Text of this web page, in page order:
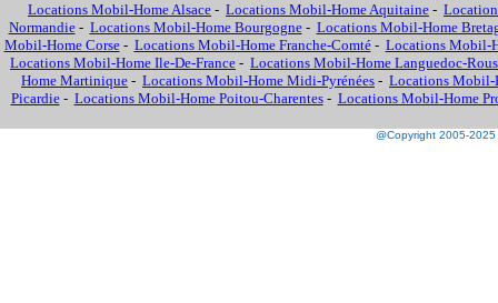
Locations Mobil-Home Alsace - Locations Mobil-Home Aquitaine -
Normandie- Locations Mobil-Home Bourgogne- Locations Mobil-Home
Mobil-Home Corse- Locations Mobil-Home Franche-Comté- Locations Mobil-
Locations Mobil-Home Ile-De-France - Locations Mobil-Home Languedoc-
Home Martinique - Locations Mobil-Home Midi-Pyrénées - Locations Mobil-
Picardie- Locations Mobil-Home Poitou-Charentes- Locations Mobil-Home
@Copyright 2005-